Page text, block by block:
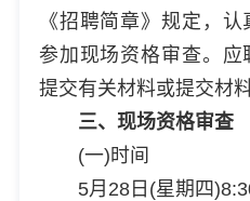
《招聘简章》规定，
参加现场资格审查。
提交有关材料或提交材
三、现场资格审查
(一)时间
5月28日(星期四